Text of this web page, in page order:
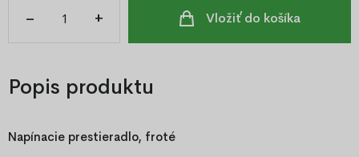
– + Vložiť do košíka
Popis produktu
Napínacie prestieradlo, froté